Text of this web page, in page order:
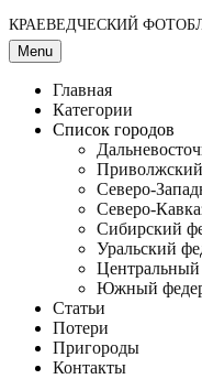
КРАЕВЕДЧЕСКИЙ
Menu
Главная
Категории
Список городов
Северо-
Северо-
Сибирский
Уральский
Центральный
Южный
Статьи
Потери
Пригороды
Контакты